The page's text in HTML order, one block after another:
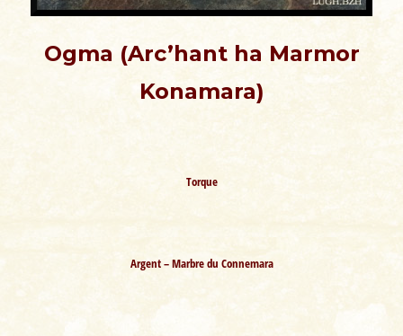
Ogma (Arc’hant ha Marmor
Konamara)
Torque
Argent – Marbre du Connemara